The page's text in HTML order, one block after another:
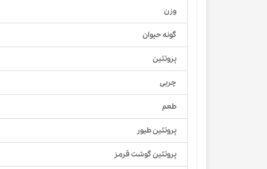
وزن
گونه حیوان
پروتئین
چربی
طعم
پروتئین طیور
پروتئین گوشت قرمز